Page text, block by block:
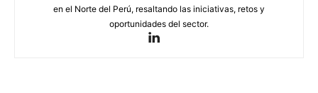
en el Norte del Perú, resaltando las iniciativas, retos y
oportunidades del sector.